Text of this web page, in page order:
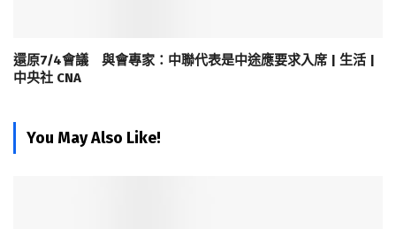
還原7/4會議 與會專家：中聯代表是中途應要求入席 | 生活 |
中央社 CNA
You May Also Like!